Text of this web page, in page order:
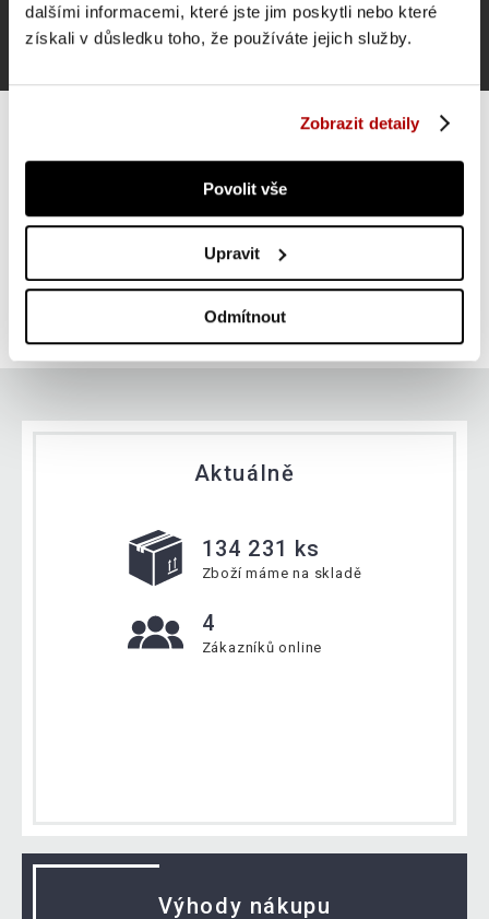
dalšími informacemi, které jste jim poskytli nebo které
získali v důsledku toho, že používáte jejich služby.
Zobrazit detaily
Povolit vše
Upravit
Odmítnout
Gymnastická podložka XXL 210 × 110 × 2 cm černá
ZLEVNĚNO -12 %
849 Kč
962 Kč
Aktuálně
134 231 ks
Zboží máme na skladě
4
Zákazníků online
Výhody nákupu